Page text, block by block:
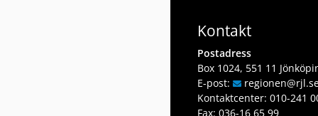
Kontakt
Postadress
Box 1024, 551 11
E-post:
regionen@rjl
Kontaktcenter: 010-241
Fax: 036-16 65 99